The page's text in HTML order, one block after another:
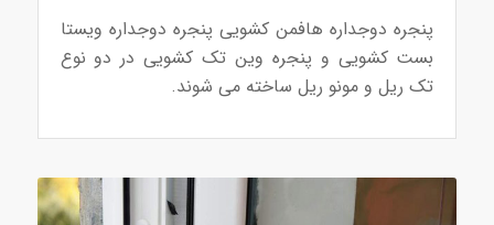
پنجره دوجداره هافمن کشویی پنجره دوجداره ویستا
بست کشویی و پنجره وین تک کشویی در دو نوع
تک ریل و مونو ریل ساخته می شوند.